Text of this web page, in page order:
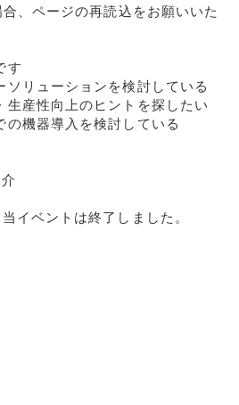
、ページの再読込をお願いいた
す
ソリューションを検討している
生産性向上のヒントを探したい
の機器導入を検討している
ベントは終了しました。